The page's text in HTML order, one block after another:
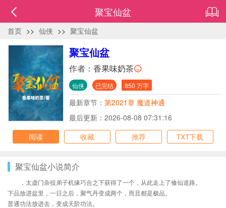
聚宝仙盆
首页 >> 仙侠 >> 聚宝仙盆
聚宝仙盆
作者： 香果味奶茶
仙侠 已完结 850 万字
最新章节： 第2021章 魔道神通
最后更新：2026-08-08 07:31:16
阅读
收藏 推荐 TXT下载
聚宝仙盆小说简介
，太虚门杂役弟子机缘巧合之下获得了一个，从此走上了修仙道路。
下品放进盆里，一日之后，聚气丹变成两个，而且都是极品。
普通功法放进去，变成天阶功法。